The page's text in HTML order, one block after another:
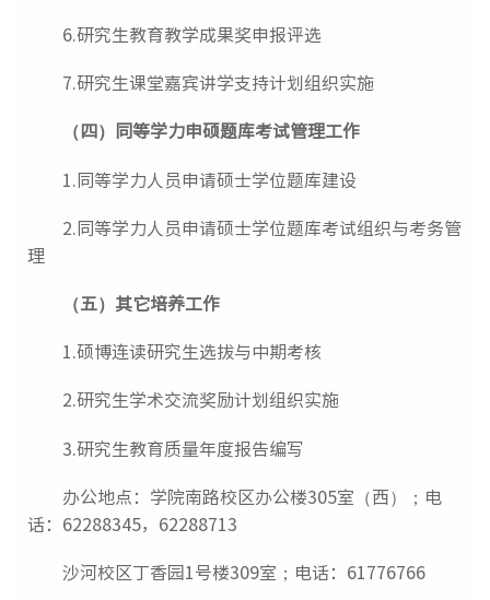
6.研究生教育教学成果奖申报评选
7.研究生课堂嘉宾讲学支持计划组织实施
（四）同等学力申硕题库考试管理工作
1.同等学力人员申请硕士学位题库建设
2.同等学力人员申请硕士学位题库考试组织与考务管
理
（五）其它培养工作
1.硕博连读研究生选拔与中期考核
2.研究生学术交流奖励计划组织实施
3.研究生教育质量年度报告编写
办公地点：学院南路校区办公楼305室（西）；电
话：62288345，62288713
沙河校区丁香园1号楼309室；电话：61776766